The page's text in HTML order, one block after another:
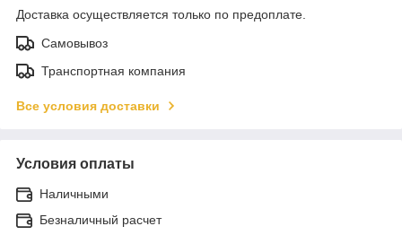
Доставка осуществляется только по предоплате.
Самовывоз
Транспортная компания
Все условия доставки
Условия оплаты
Наличными
Безналичный расчет